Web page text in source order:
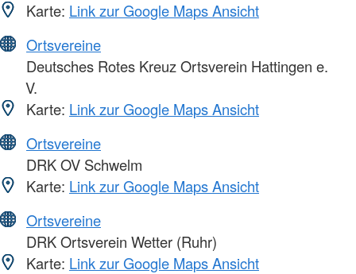
Karte: Link zur Google Maps Ansicht
Ortsvereine
Deutsches Rotes Kreuz Ortsverein Hattingen e.
V.
Karte: Link zur Google Maps Ansicht
Ortsvereine
DRK OV Schwelm
Karte: Link zur Google Maps Ansicht
Ortsvereine
DRK Ortsverein Wetter (Ruhr)
Karte: Link zur Google Maps Ansicht